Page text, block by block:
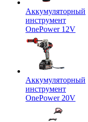
Аккумуляторный
инструмент
OnePower 12V
Аккумуляторный
инструмент
OnePower 20V